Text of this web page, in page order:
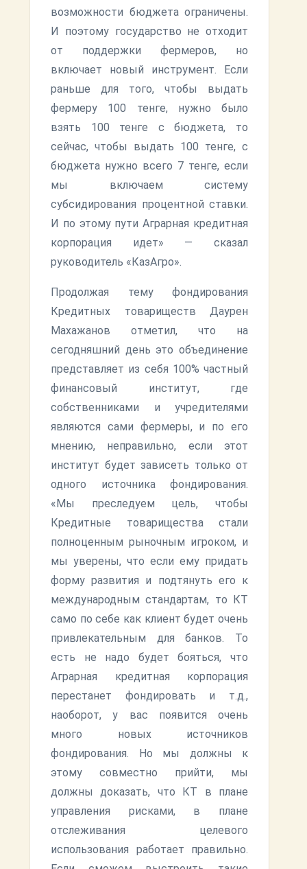
возможности бюджета ограничены.
И поэтому государство не отходит
от поддержки фермеров, но
включает новый инструмент. Если
раньше для того, чтобы выдать
фермеру 100 тенге, нужно было
взять 100 тенге с бюджета, то
сейчас, чтобы выдать 100 тенге, с
бюджета нужно всего 7 тенге, если
мы включаем систему
субсидирования процентной ставки.
И по этому пути Аграрная кредитная
корпорация идет» — сказал
руководитель «КазАгро».
Продолжая тему фондирования
Кредитных товариществ Даурен
Махажанов отметил, что на
сегодняшний день это объединение
представляет из себя 100% частный
финансовый институт, где
собственниками и учредителями
являются сами фермеры, и по его
мнению, неправильно, если этот
институт будет зависеть только от
одного источника фондирования.
«Мы преследуем цель, чтобы
Кредитные товарищества стали
полноценным рыночным игроком, и
мы уверены, что если ему придать
форму развития и подтянуть его к
международным стандартам, то КТ
само по себе как клиент будет очень
привлекательным для банков. То
есть не надо будет бояться, что
Аграрная кредитная корпорация
перестанет фондировать и т.д.,
наоборот, у вас появится очень
много новых источников
фондирования. Но мы должны к
этому совместно прийти, мы
должны доказать, что КТ в плане
управления рисками, в плане
отслеживания целевого
использования работает правильно.